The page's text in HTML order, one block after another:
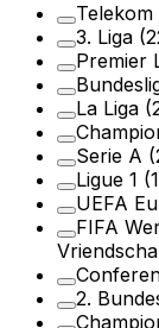
Telekom
3. Liga
Premier
La Liga
Serie A
Ligue 1
UEFA
FIFA
2.